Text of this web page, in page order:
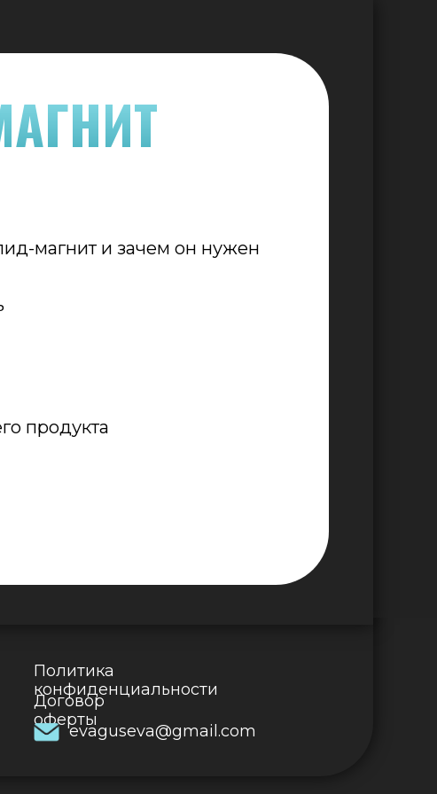
продукта
магнит и зачем он нужен
Договор
оферты
Политика
конфиденциальности
evaguseva@gmail.com